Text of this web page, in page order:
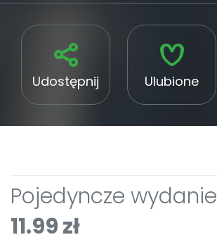
Udostępnij Ulubione
Pojedyncze wydanie
11.99 zł